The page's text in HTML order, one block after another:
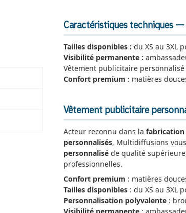
Caractéristiques techniques —
Tailles disponibles : du XS au 3XL
Visibilité permanente :
Vêtement publicitaire
Confort premium : matières
Vêtement publicitaire
Acteur reconnu dans la
personnalisés, Multidiffusions
personnalisé de qualité
professionnelles.
Confort premium : matières
Tailles disponibles : du XS au 3XL
Personnalisation polyvalente :